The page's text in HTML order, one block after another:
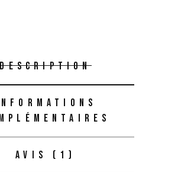
DESCRIPTION
INFORMATIONS
AVIS (1)